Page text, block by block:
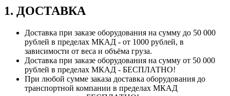
1. ДОСТАВКА
Доставка при заказе оборудования на сумму до 50 000
рублей в пределах МКАД - от 1000 рублей, в
зависимости от веса и объёма груза.
Доставка при заказе оборудования на сумму от 50 000
рублей в пределах МКАД - БЕСПЛАТНО!
При любой сумме заказа доставка оборудования до
транспортной компании в пределах МКАД